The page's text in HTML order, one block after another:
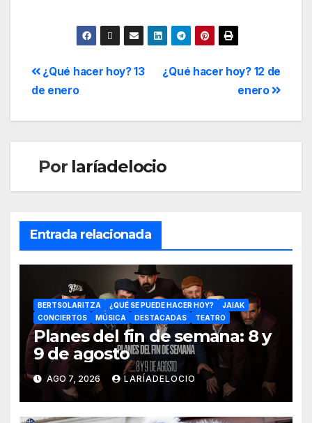
¿Qué hacer hoy? 12 de
enero
¿Qué hacer hoy? 13
de enero
Por laríadelocio
Entrada relacionada
BERTSOLARITZA ¿QUÉ SE PUEDE HACER HOY?
JAIAK
CONCIERTOS
MÚSICA DESTACADAS TEATRO
Planes del fin de semana: 8 y
9 de agosto
AGO 7, 2026 LARÍADELOCIO